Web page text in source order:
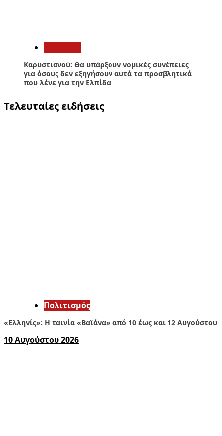
Καρυστιανού: Θα υπάρξουν νομικές συνέπειες
για όσους δεν εξηγήσουν αυτά τα προσβλητικά
που λένε για την Ελπίδα
Τελευταίες ειδήσεις
Πολιτισμός
«Ελληνίς»: Η ταινία «Βαϊάνα» από 10 έως και 12 Αυγούστου
10 Αυγούστου 2026